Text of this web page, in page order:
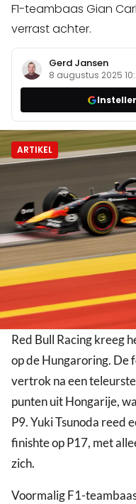
F1-teambaas Gian
verrast achter.
Gerd Jansen
8 augustus 2025
ARTIKEL
Red Bull Racing kreeg
op de Hungaroring. De
vertrok na een
punten uit Hongarije,
P9. Yuki Tsunoda reed
finishte op P17, met
zich.
Voormalig F1-